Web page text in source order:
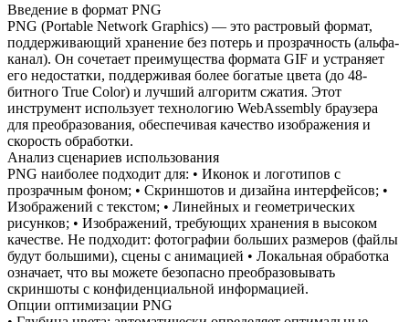
Введение в формат PNG
PNG (Portable Network Graphics) — это растровый формат,
поддерживающий хранение без потерь и прозрачность (альфа-
канал). Он сочетает преимущества формата GIF и устраняет
его недостатки, поддерживая более богатые цвета (до 48-
битного True Color) и лучший алгоритм сжатия. Этот
инструмент использует технологию WebAssembly браузера
для преобразования, обеспечивая качество изображения и
скорость обработки.
Анализ сценариев использования
PNG наиболее подходит для: • Иконок и логотипов с
прозрачным фоном; • Скриншотов и дизайна интерфейсов; •
Изображений с текстом; • Линейных и геометрических
рисунков; • Изображений, требующих хранения в высоком
качестве. Не подходит: фотографии больших размеров (файлы
будут большими), сцены с анимацией • Локальная обработка
означает, что вы можете безопасно преобразовывать
скриншоты с конфиденциальной информацией.
Опции оптимизации PNG